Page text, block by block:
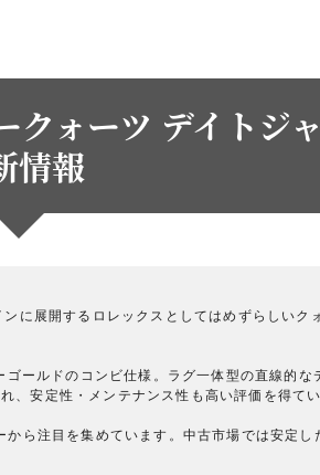
ォーツ デイトジ
情報
に展開するロレックスとしてはめずらしいク
ールドのコンビ仕様。ラグ一体型の直線的な
安定性・メンテナンス性も高い評価を得てい
ら注目を集めています。中古市場では安定し